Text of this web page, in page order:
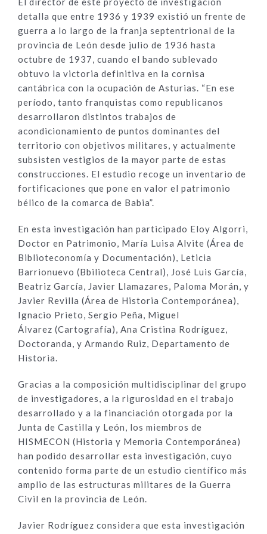
detalla que entre 1936 y 1939 existió un frente de
guerra a lo largo de la franja septentrional de la
provincia de León desde julio de 1936 hasta
octubre de 1937, cuando el bando sublevado
obtuvo la victoria definitiva en la cornisa
cantábrica con la ocupación de Asturias. “En ese
período, tanto franquistas como republicanos
desarrollaron distintos trabajos de
acondicionamiento de puntos dominantes del
territorio con objetivos militares, y actualmente
subsisten vestigios de la mayor parte de estas
construcciones. El estudio recoge un inventario de
fortificaciones que pone en valor el patrimonio
bélico de la comarca de Babia”.
En esta investigación han participado Eloy Algorri,
Doctor en Patrimonio, María Luisa Alvite (Área de
Biblioteconomía y Documentación), Leticia
Barrionuevo (Bbilioteca Central), José Luis García,
Beatriz García, Javier Llamazares, Paloma Morán, y
Javier Revilla (Área de Historia Contemporánea),
Ignacio Prieto, Sergio Peña, Miguel
Álvarez (Cartografía), Ana Cristina Rodríguez,
Doctoranda, y Armando Ruiz, Departamento de
Historia.
Gracias a la composición multidisciplinar del grupo
de investigadores, a la rigurosidad en el trabajo
desarrollado y a la financiación otorgada por la
Junta de Castilla y León, los miembros de
HISMECON (Historia y Memoria Contemporánea)
han podido desarrollar esta investigación, cuyo
contenido forma parte de un estudio científico más
amplio de las estructuras militares de la Guerra
Civil en la provincia de León.
Javier Rodríguez considera que esta investigación